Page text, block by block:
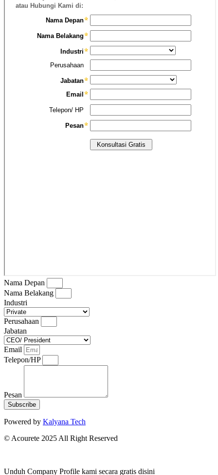
Nama Depan
Nama Belakang
Industri
Perusahaan
Jabatan
Email
Telepon/HP
Pesan
Subscribe
Powered by Kalyana Tech
© Acourete 2025 All Right Reserved
Unduh Company Profile kami secara gratis disini